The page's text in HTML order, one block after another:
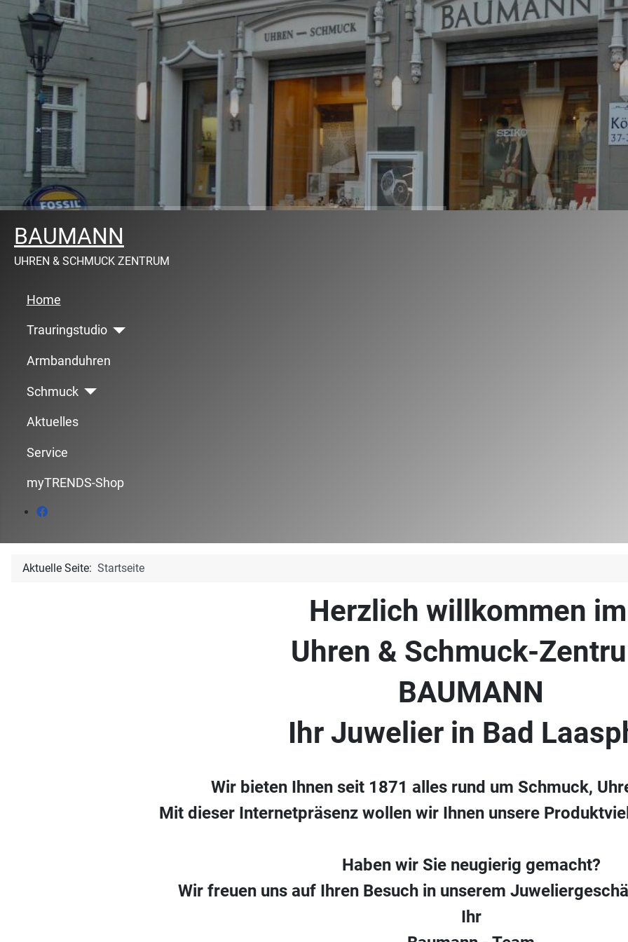
BAUMANN
UHREN & SCHMUCK ZENTRUM
Home
Trauringstudio
Armbanduhren
Schmuck
Aktuelles
Service
myTRENDS-Shop
Aktuelle Seite: Startseite
Herzlich willkommen
Uhren & Schmuck-
BAUMANN
Ihr Juwelier in Bad
Wir bieten Ihnen seit 1871 alles rund um Schmuck,
Mit dieser Internetpräsenz wollen wir Ihnen unsere
Haben wir Sie neugierig gemacht?
Wir freuen uns auf Ihren Besuch in unserem
Ihr